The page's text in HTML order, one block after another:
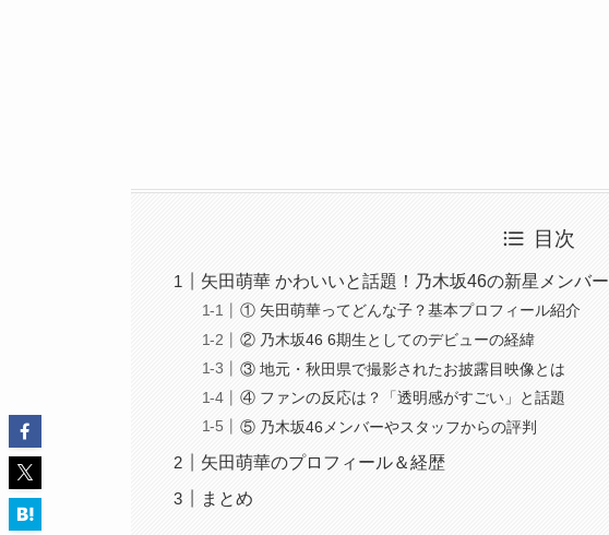
目次
矢田萌華 かわいいと話題！乃木坂46の新星メンバー
① 矢田萌華ってどんな子？基本プロフィール紹介
② 乃木坂46 6期生としてのデビューの経緯
③ 地元・秋田県で撮影されたお披露目映像とは
④ ファンの反応は？「透明感がすごい」と話題
⑤ 乃木坂46メンバーやスタッフからの評判
矢田萌華のプロフィール＆経歴
まとめ